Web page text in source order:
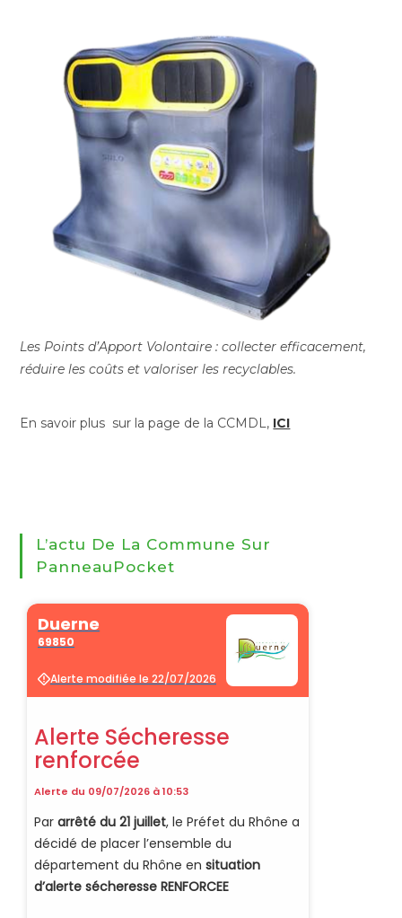
Les Points d’Apport Volontaire : collecter efficacement,
réduire les coûts et valoriser les recyclables.
En savoir plus sur la page de la CCMDL, ICI
L’actu De La Commune Sur
PanneauPocket